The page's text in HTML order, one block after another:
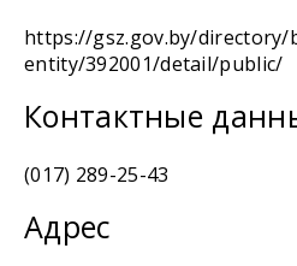
https://gsz.gov.by/directory/
entity/392001/detail/public/
Контактные
(017) 289-25-43
Адрес